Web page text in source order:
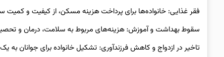
فقر غذایی: خانواده‌ها برای پرداخت هزینه مسکن، از کیفیت و
سقوط بهداشت و آموزش: هزینه‌های مربوط به سلامت، درمان و
تاخیر در ازدواج و کاهش فرزندآوری: تشکیل خانواده برای جوانان